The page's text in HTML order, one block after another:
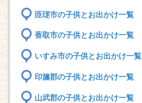
匝瑳市の子供とお出かけ一覧
香取市の子供とお出かけ一覧
いすみ市の子供とお出かけ一覧
印旛郡の子供とお出かけ一覧
山武郡の子供とお出かけ一覧